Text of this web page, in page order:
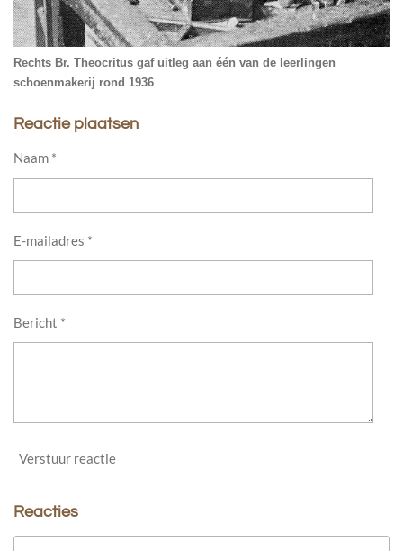
Rechts Br. Theocritus gaf uitleg aan één van de leerlingen
schoenmakerij rond 1936
Reactie plaatsen
Naam *
E-mailadres *
Bericht *
Verstuur reactie
Reacties